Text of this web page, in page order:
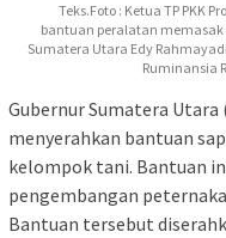
Teks.Foto : Ketua TP PKK
bantuan peralatan
Sumatera Utara Edy
Ruminansia
Gubernur Sumatera Utara
menyerahkan bantuan
kelompok tani. Bantuan
pengembangan
Bantuan tersebut